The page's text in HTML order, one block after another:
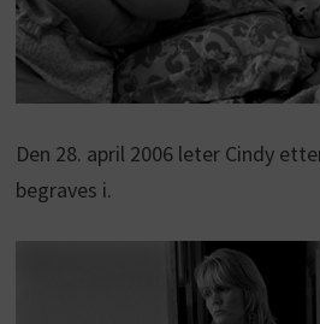
Den 28. april 2006 leter Cindy
begraves i.